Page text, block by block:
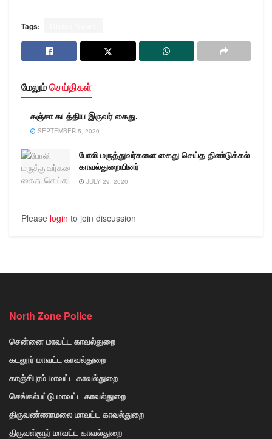
Tags:
மேலும்செய்திகள்
கஞ்சா கடத்திய இருவர் கைது.
SEPTEMBER 5, 2020
போலி மருத்துவர்களை கைது செய்த திண்டுக்கல்
காவல்துறையினர்
JULY 29, 2020
Please login to join discussion
North Zone Police
சென்னை மாவட்ட காவல்துறை
கடலூர் மாவட்ட காவல்துறை
காஞ்சிபுரம் மாவட்ட காவல்துறை
செங்கல்பட்டு மாவட்ட காவல்துறை
திருவண்ணாமலை மாவட்ட காவல்துறை
திருவள்ளூர் மாவட்ட காவல்துறை